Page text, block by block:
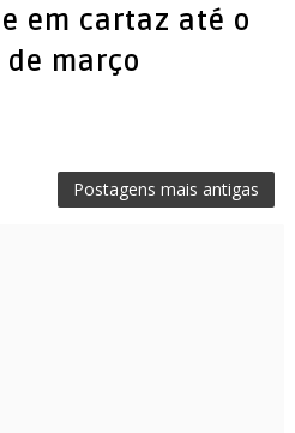
em cartaz até o
março
Postagens mais antigas